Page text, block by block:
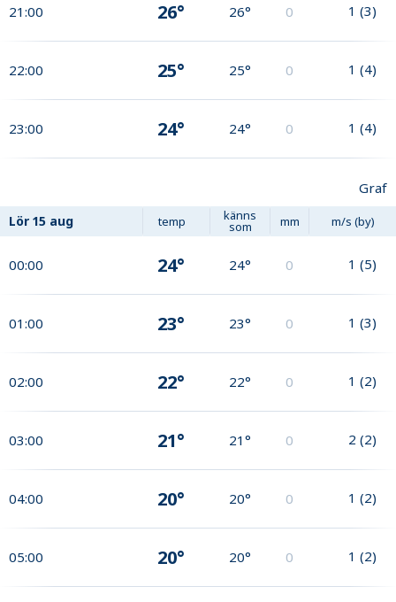
21:00 26° 26° 0 1 (3)
22:00 25° 25° 0 1 (4)
23:00 24° 24° 0 1 (4)
Graf
Lör 15 aug temp känns
som mm m/s (by)
00:00 24° 24° 0 1 (5)
01:00 23° 23° 0 1 (3)
02:00 22° 22° 0 1 (2)
03:00 21° 21° 0 2 (2)
04:00 20° 20° 0 1 (2)
05:00 20° 20° 0 1 (2)